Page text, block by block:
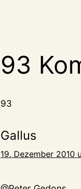
93
93
Gallus
19. Dezember 2010